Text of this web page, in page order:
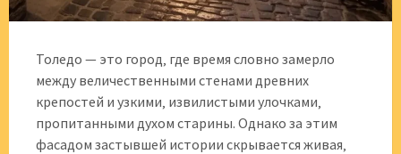
Толедо — это город‚ где время словно замерло
между величественными стенами древних
крепостей и узкими‚ извилистыми улочками‚
пропитанными духом старины. Однако за этим
фасадом застывшей истории скрывается живая‚